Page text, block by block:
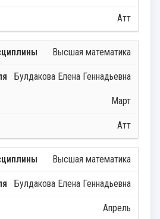
Атт
Высшая математика
Булдакова Елена Геннадьевна
Март
Атт
Высшая математика
Булдакова Елена Геннадьевна
Апрель